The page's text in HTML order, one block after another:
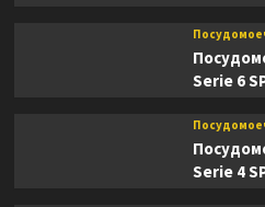
Serie 6
Serie 4